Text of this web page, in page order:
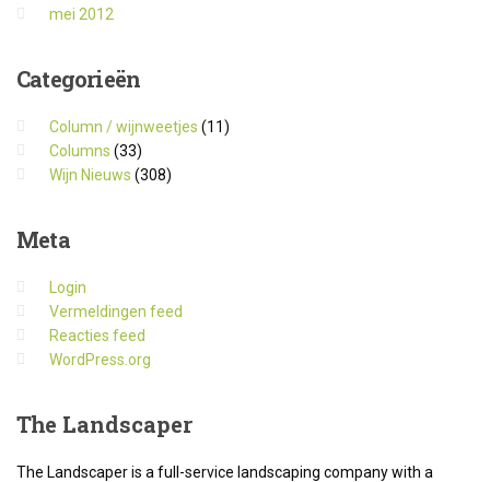
mei 2012
Categorieën
Column / wijnweetjes (11)
Columns (33)
Wijn Nieuws (308)
Meta
Login
Vermeldingen feed
Reacties feed
WordPress.org
The Landscaper
The Landscaper is a full-service landscaping company with a